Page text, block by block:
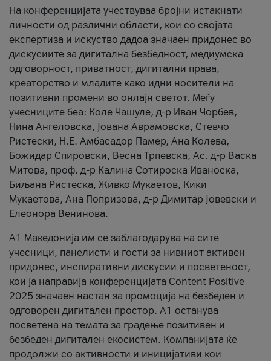
На конференцијата учествуваа бројни истакнати
личности од различни области, кои со својата
експертиза и искуство дадоа значаен придонес во
дискусиите за дигитална безбедност, медиумска
одговорност, приватност, дигитални права,
креаторство и младите како идни носители на
позитивни промени во онлајн светот. Меѓу
учесниците беа: Коле Чашуле, д-р Иван Чорбев,
Нина Ангеловска, Јована Аврамовска, Стевчо
Ристески, Н.Е. Амбасадор Памер, Ана Колева,
Божидар Спировски, Весна Трпевска, Ас. д-р Васка
Митова, проф. д-р Калина Сотироска Иваноска,
Биљана Ристеска, Живко Мукаетов, Кики
Мукаетова, Ана Попризова, д-р Димитар Јовевски и
Елеонора Венинова.
А1 Македонија им се заблагодарува на сите
учесници, панелисти и гости за нивниот активен
придонес, инспиративни дискусии и посветеност,
кои ја направија конференцијата Content Positive
2025 значаен настан за промоција на безбеден и
одговорен дигитален простор. А1 останува
посветена на темата за градење позитивен и
безбеден дигитален екосистем. Компанијата ќе
продолжи со активности и иницијативи кои